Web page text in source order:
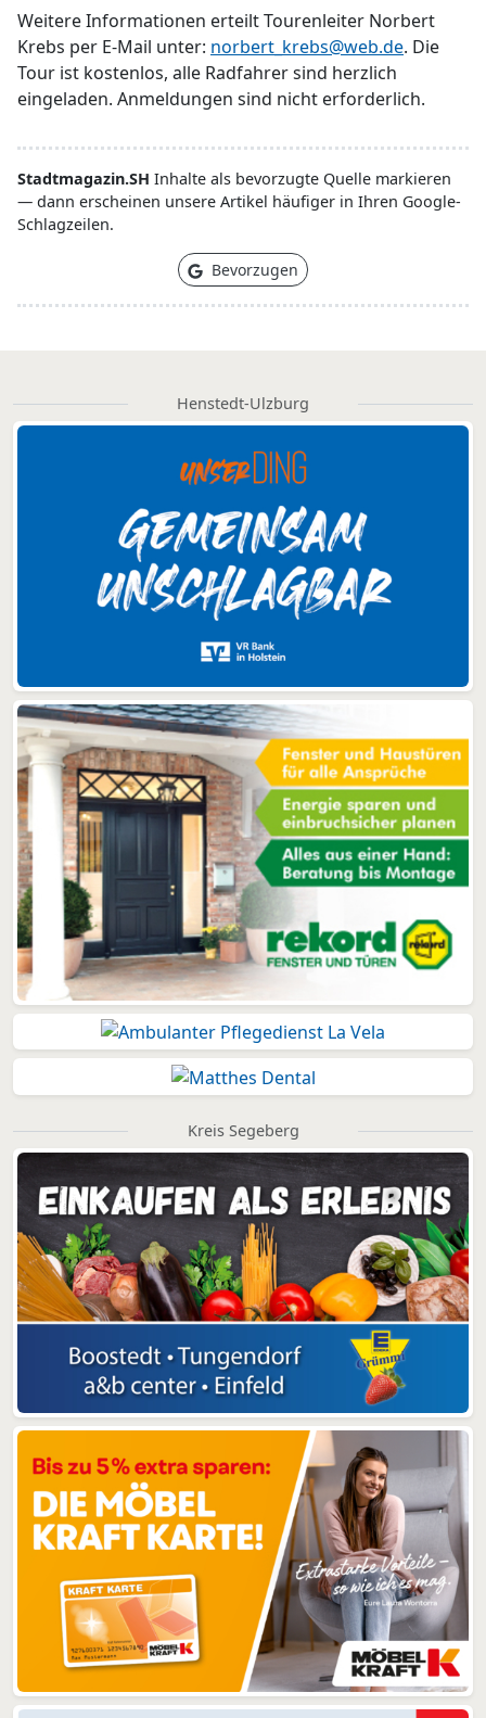
Weitere Informationen erteilt Tourenleiter Norbert
Krebs per E-Mail unter: norbert_krebs@web.de. Die
Tour ist kostenlos, alle Radfahrer sind herzlich
eingeladen. Anmeldungen sind nicht erforderlich.
Stadtmagazin.SH Inhalte als bevorzugte Quelle markieren
— dann erscheinen unsere Artikel häufiger in Ihren Google-
Schlagzeilen.
Bevorzugen
Henstedt-Ulzburg
Kreis Segeberg